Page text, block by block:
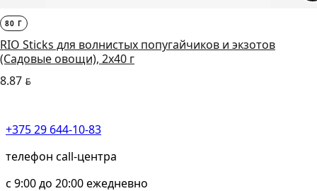
80 Г
RIO Sticks для волнистых попугайчиков и экзотов
(Садовые овощи), 2х40 г
8.87 BYN
+375 29 644-10-83
телефон call-центра
c 9:00 до 20:00 ежедневно